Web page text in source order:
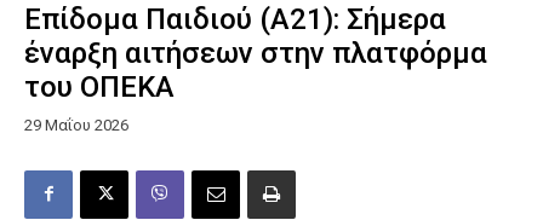
Επίδομα Παιδιού (Α21): Σήμερα
έναρξη αιτήσεων στην πλατφόρμα
του ΟΠΕΚΑ
29 Μαΐου 2026